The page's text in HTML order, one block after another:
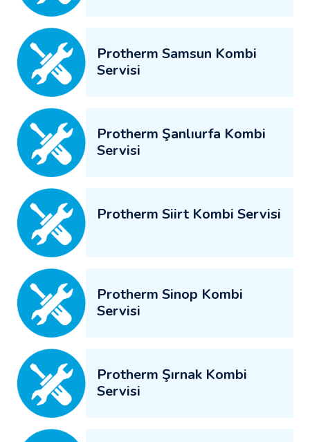
Protherm Samsun Kombi
Servisi
Protherm Şanlıurfa Kombi
Servisi
Protherm Siirt Kombi Servisi
Protherm Sinop Kombi
Servisi
Protherm Şırnak Kombi
Servisi